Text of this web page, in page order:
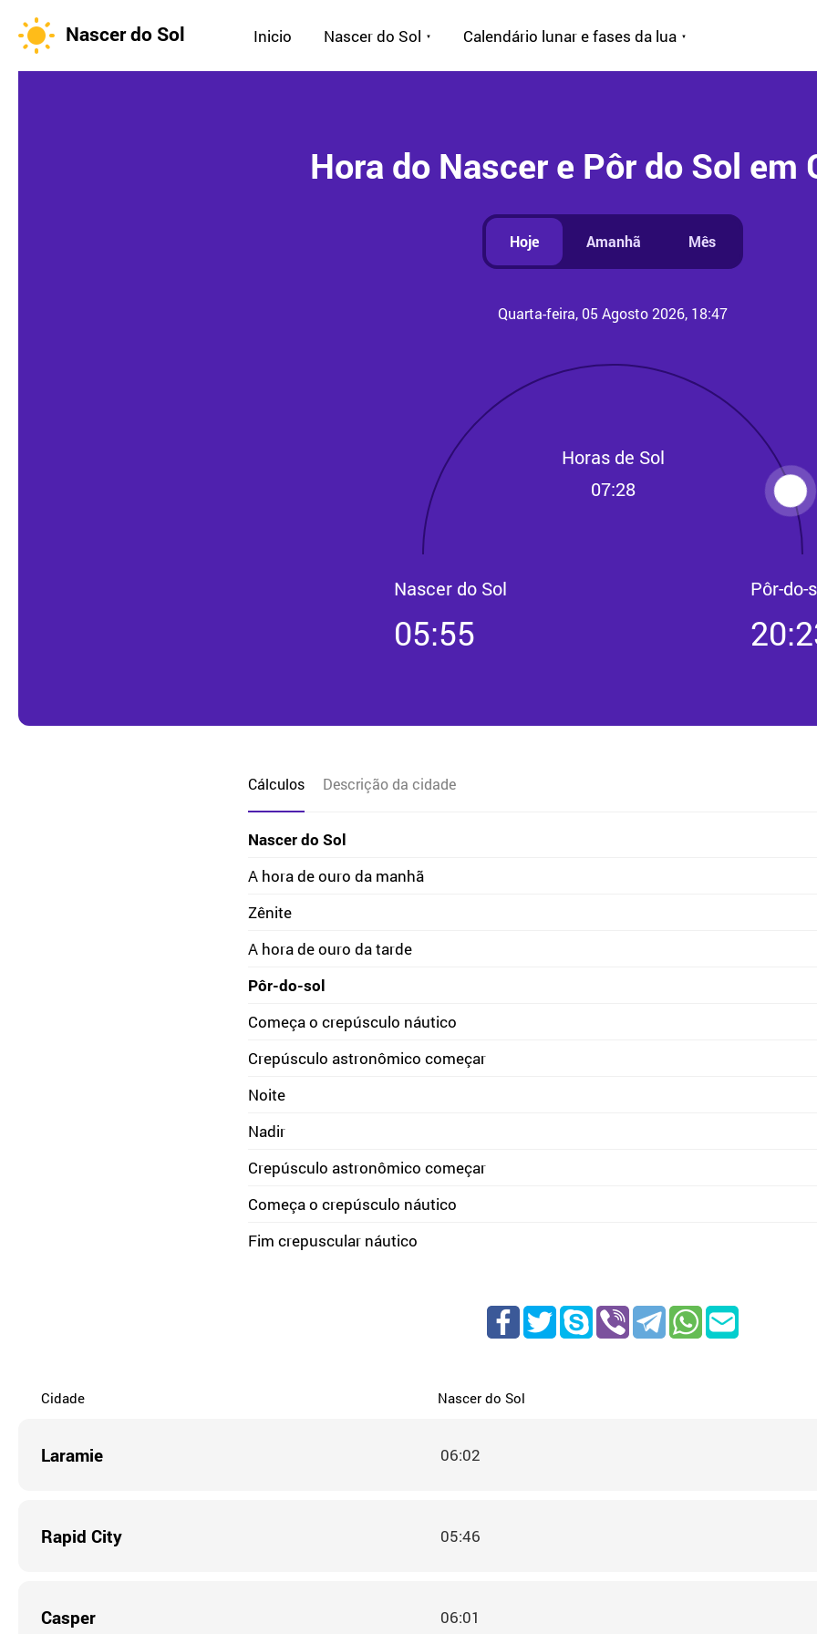
Nascer do Sol Inicio Nascer do Sol Calendário lunar e fases da lua
Hora do Nascer e Pôr do Sol em
Hoje Amanhã Mês
Quarta-feira, 05 Agosto 2026, 18:47
Horas de Sol
07:28
Nascer do Sol
05:55
Pôr-do-
Cálculos Descrição da cidade
Nascer do Sol
A hora de ouro da manhã
Zênite
A hora de ouro da tarde
Pôr-do-sol
Começa o crepúsculo náutico
Crepúsculo astronômico começar
Noite
Nadir
Crepúsculo astronômico começar
Começa o crepúsculo náutico
Fim crepuscular náutico
Cidade Nascer do Sol
Laramie 06:02
Rapid City 05:46
Casper 06:01